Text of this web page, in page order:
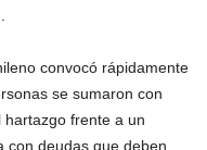
convocó rápidamente
se sumaron con
frente a un
con deudas que deben